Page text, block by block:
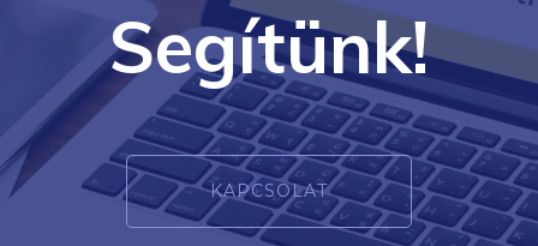
Segítünk!
KAPCSOLAT